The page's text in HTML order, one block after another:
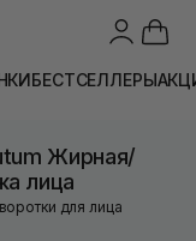
БЕСТСЕЛЛЕРЫ
Жирная/
лица
для лица